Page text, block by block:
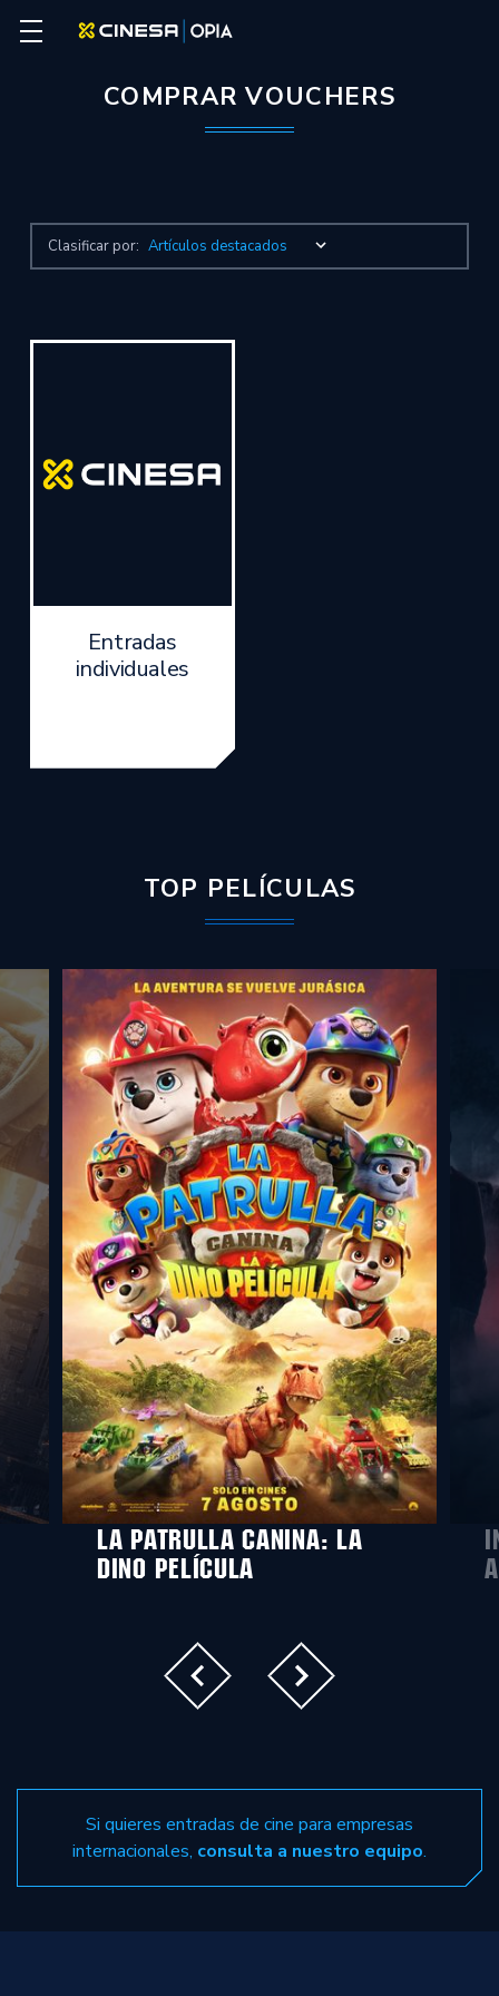
COMPRAR VOUCHERS
Clasificar por:
Entradas
individuales
TOP PELÍCULAS
LA PATRULLA CANINA: LA
DINO PELÍCULA
Si quieres entradas de cine para empresas
internacionales, consulta a nuestro equipo.